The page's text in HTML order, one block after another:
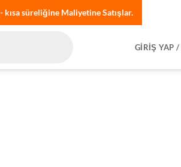
kısa süreliğine Maliyetine Satışlar.
GIRIŞ YAP /